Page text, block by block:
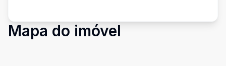
Mapa do imóvel